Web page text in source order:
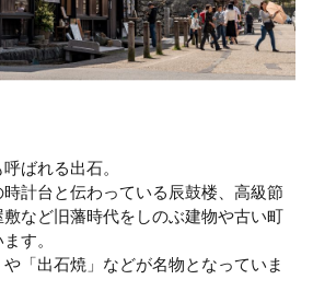
ばれる出石。
計台と伝わっている辰鼓楼、高級節
など旧藩時代をしのぶ建物や古い町
す。
「出石焼」などが名物となっていま